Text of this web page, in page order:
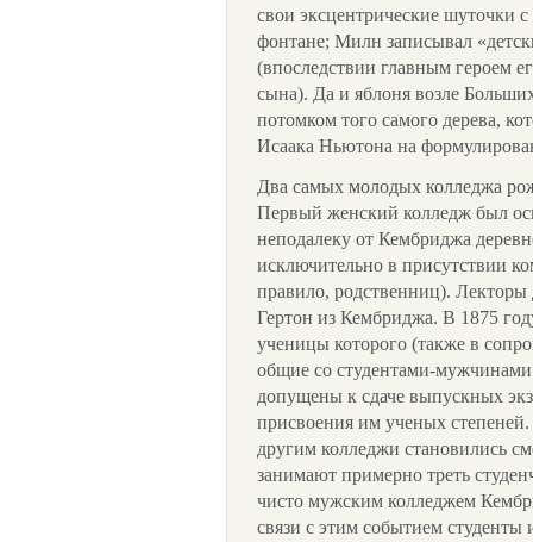
свои эксцентрические шуточки
фонтане; Милн записывал
(впоследствии главным героем
сына). Да и яблоня возле
потомком того самого дерева,
Исаака Ньютона на
Два самых молодых колледжа
Первый женский колледж был
неподалеку от Кембриджа
исключительно в присутствии
правило, родственниц).
Гертон из Кембриджа. В 1875
ученицы которого (также в
общие со студентами-
допущены к сдаче выпускных
присвоения им ученых
другим колледжи становились
занимают примерно треть
чисто мужским колледжем
связи с этим событием